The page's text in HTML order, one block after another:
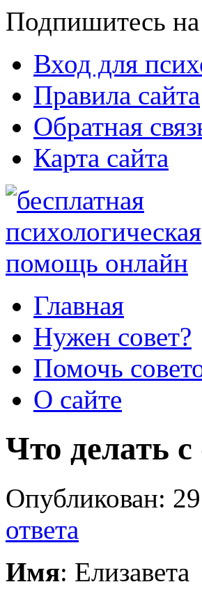
Подпишитесь на
Вход для
Правила сайта
Обратная
Карта сайта
Главная
Нужен совет?
Помочь
О сайте
Что делать
Опубликован:
ответа
Имя: Елизавета